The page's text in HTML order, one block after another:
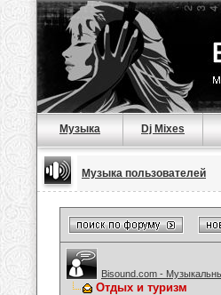
Музыка Dj Mixes
Музыка пользователей
Bisound.com -
Отдых и туризм